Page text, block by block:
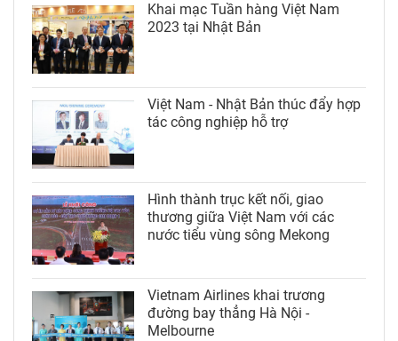
Khai mạc Tuần hàng Việt Nam
2023 tại Nhật Bản
Việt Nam - Nhật Bản thúc đẩy hợp
tác công nghiệp hỗ trợ
Hình thành trục kết nối, giao
thương giữa Việt Nam với các
nước tiểu vùng sông Mekong
Vietnam Airlines khai trương
đường bay thẳng Hà Nội -
Melbourne